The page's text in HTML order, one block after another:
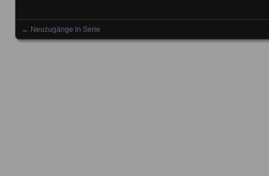
Posts navigation
← Neuzugänge in Serie